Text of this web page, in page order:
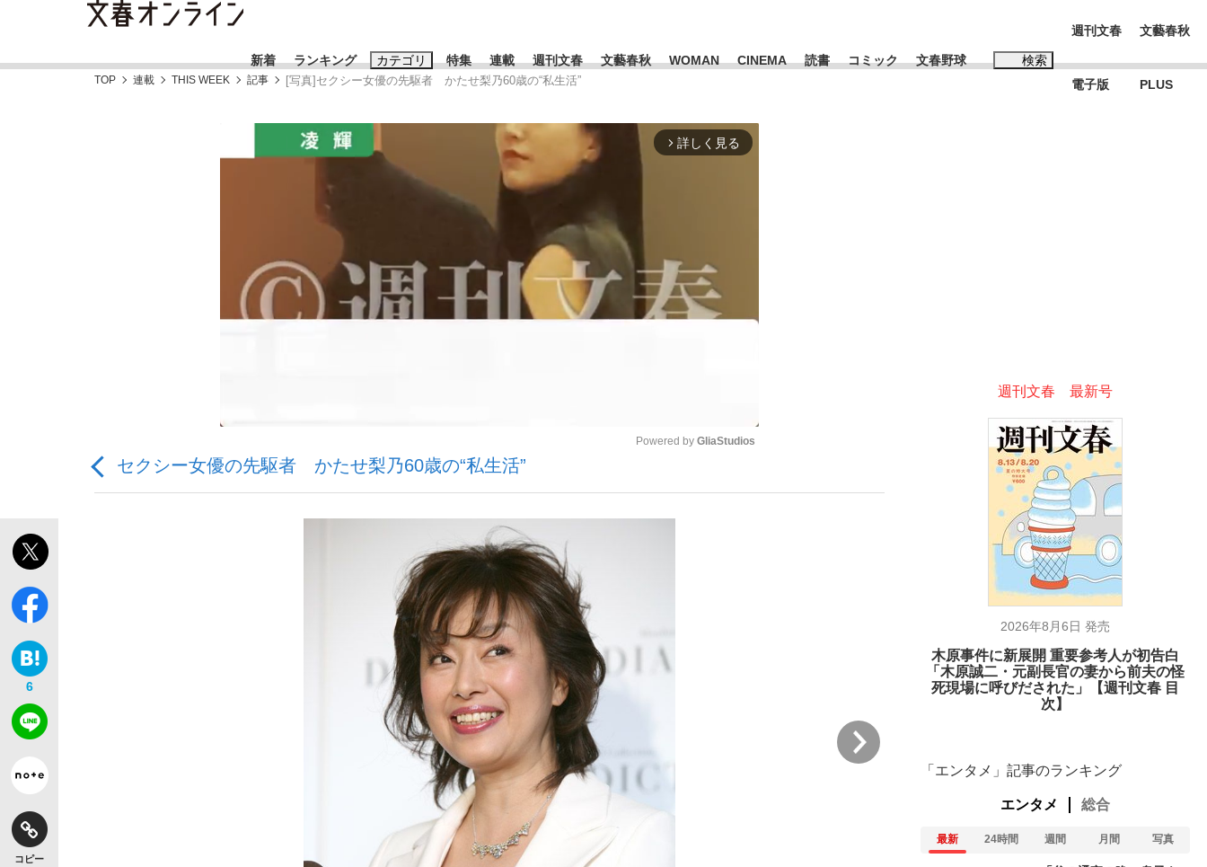
新着 ランキング カテゴリ
「敗因分析は一切聞かれなかった」侍ジャパン選手が証言した“NPB聞... 「クマが悪者扱いされているのが悲しい」『北の国から』倉本聰氏（91...
「目標達成できなかったからと言って…」サッカー日本代表・森保一監督...
もっと見る
特集
もっと見る
連載 週刊文春 文藝春秋 WOMAN CINEMA 読書 コミック 文春野球 検索
おすすめのキーワードタグ一覧
#高市早苗 #森岡毅
週刊文春
電子版
文藝春秋
PLUS
TOP 連載 THIS WEEK 記事 [写真]セクシー女優の先駆者 かたせ梨乃60歳の“私生活”
arrow_forward_ios 詳しく見る
Mute
Powered by GliaStudios
セクシー女優の先駆者 かたせ梨乃60歳の“私生活”
6
コピー
週刊文春 最新号
2026年8月6日 発売
木原事件に新展開 重要参考人が初告白
「木原誠二・元副長官の妻から前夫の怪
死現場に呼びだされた」【週刊文春 目
次】
「エンタメ」記事のランキング
エンタメ 総合
最新 24時間 週間 月間 写真